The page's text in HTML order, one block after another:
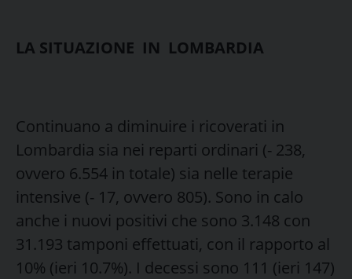
LA SITUAZIONE IN LOMBARDIA
Continuano a diminuire i ricoverati in
Lombardia sia nei reparti ordinari (- 238,
ovvero 6.554 in totale) sia nelle terapie
intensive (- 17, ovvero 805). Sono in calo
anche i nuovi positivi che sono 3.148 con
31.193 tamponi effettuati, con il rapporto al
10% (ieri 10.7%). I decessi sono 111 (ieri 147)